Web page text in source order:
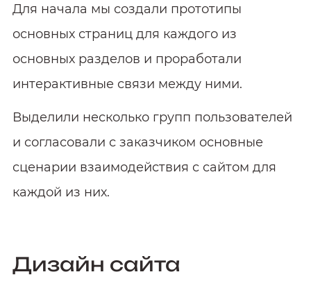
Для начала мы создали прототипы
основных страниц для каждого из
основных разделов и проработали
интерактивные связи между ними.
Выделили несколько групп пользователей
и согласовали с заказчиком основные
сценарии взаимодействия с сайтом для
каждой из них.
Дизайн сайта